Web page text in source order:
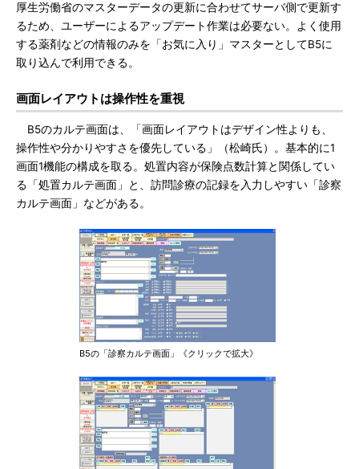
厚生労働省のマスターデータの更新に合わせてサーバ側で更新す
るため、ユーザーによるアップデート作業は必要ない。よく使用
する薬剤などの情報のみを「お気に入り」マスターとしてB5に
取り込んで利用できる。
画面レイアウトは操作性を重視
B5のカルテ画面は、「画面レイアウトはデザイン性よりも、
操作性や分かりやすさを優先している」（松崎氏）。基本的に1
画面1機能の構成を取る。処置内容が保険点数計算と関係してい
る「処置カルテ画面」と、訪問診療の記録を入力しやすい「診察
カルテ画面」などがある。
B5の「診察カルテ画面」《クリックで拡大》